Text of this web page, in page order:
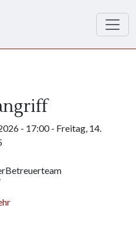
- 17:00- Freitag, 14.
Betreuerteam